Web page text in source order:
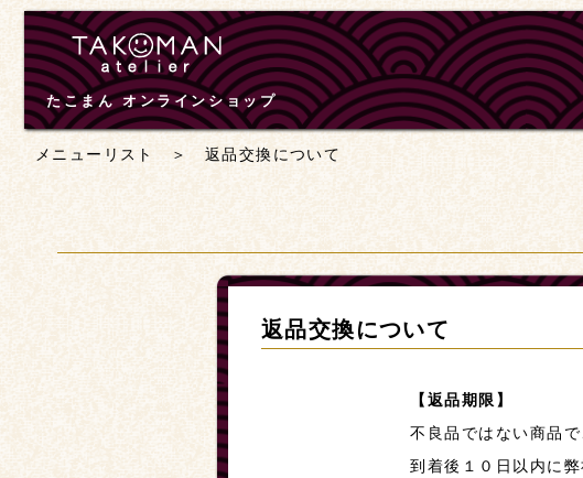
たこまん オンラインショップ
メニューリスト ＞ 返品交換について
返品交換について
【返品期限】
不良品ではない商品
到着後１０日以内に弊